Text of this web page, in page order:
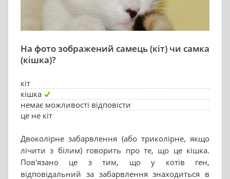
На фото зображений самець (кіт) чи самка
(кішка)?
кіт
кішка
немає можливості відповісти
це не кіт
Двоколірне забарвлення (або триколірне, якщо
лічити з білим) говорить про те, що це кішка.
Пов'язано це з тим, що у котів ген,
відповідальний за забарвлення знаходиться в